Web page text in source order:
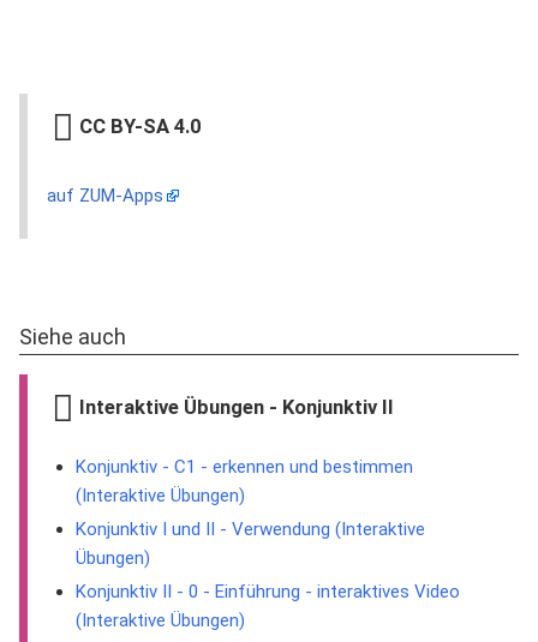
CC BY-SA 4.0
auf ZUM-Apps
Siehe auch
Interaktive Übungen - Konjunktiv II
Konjunktiv - C1 - erkennen und bestimmen
(Interaktive Übungen)
Konjunktiv I und II - Verwendung (Interaktive
Übungen)
Konjunktiv II - 0 - Einführung - interaktives Video
(Interaktive Übungen)